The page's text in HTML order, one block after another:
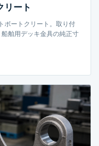
リート
ボートクリート。取り付
舶用デッキ金具の純正寸